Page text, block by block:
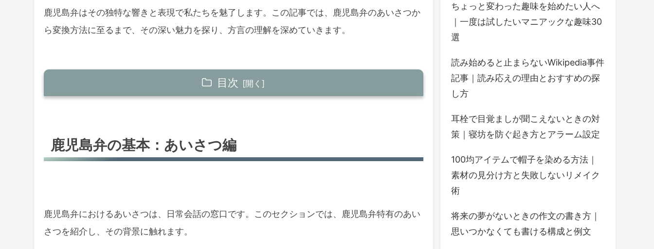
鹿児島弁はその独特な響きと表現で私たちを魅了します。この記事では、鹿児島弁のあいさつか
ら変換方法に至るまで、その深い魅力を探り、方言の理解を深めていきます。
目次
あいさつの文化的背景
変換のポイント
鹿児島弁の日常会話
鹿児島弁の基本：あいさつ編
鹿児島弁におけるあいさつは、日常会話の窓口です。このセクションでは、鹿児島弁特有のあい
さつを紹介し、その背景に触れます。
ちょっと変わった趣味を始めたい人へ
｜一度は試したいマニアックな趣味30
選
読み始めると止まらないWikipedia事件
記事｜読み応えの理由とおすすめの探
し方
耳栓で目覚ましが聞こえないときの対
策｜寝坊を防ぐ起き方とアラーム設定
100均アイテムで帽子を染める方法｜
素材の見分け方と失敗しないリメイク
術
将来の夢がないときの作文の書き方｜
思いつかなくても書ける構成と例文